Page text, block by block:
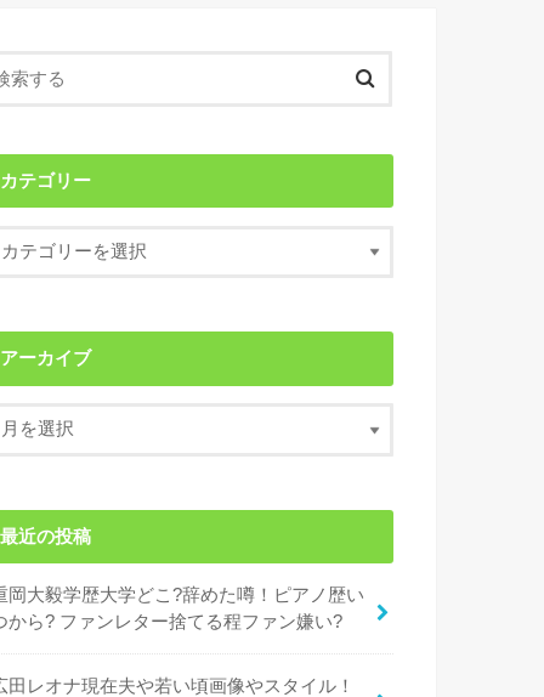
カテゴリー
アーカイブ
最近の投稿
岡大毅学歴大学どこ?辞めた噂！ピアノ歴い
から? ファンレター捨てる程ファン嫌い?
田レオナ現在夫や若い頃画像やスタイル！